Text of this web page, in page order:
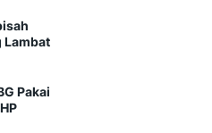
Lambat
Pakai